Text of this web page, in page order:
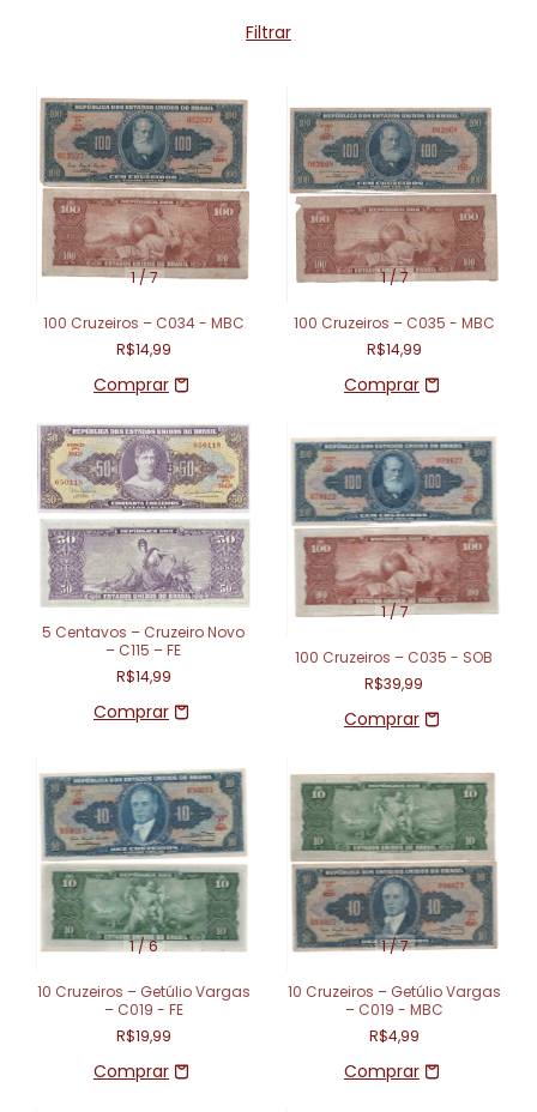
Filtrar
1/7
100 Cruzeiros – C034 - MBC
R$14,99
1/7
100 Cruzeiros – C035 - MBC
R$14,99
5 Centavos – Cruzeiro Novo
– C115 – FE
R$14,99
1/7
100 Cruzeiros – C035 - SOB
R$39,99
1/6
10 Cruzeiros – Getúlio Vargas
– C019 - FE
R$19,99
1/7
10 Cruzeiros – Getúlio Vargas
– C019 - MBC
R$4,99